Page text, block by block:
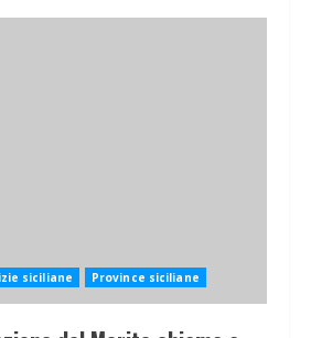
siciliane Province siciliane